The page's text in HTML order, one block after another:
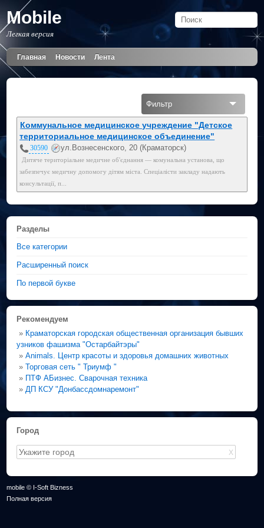
Mobile
Легкая версия
Главная Новости Лента
Фильтр
Все
Коммунальное медицинское учреждение "Детское
территориальное медицинское объединение"
30590 ул.Вознесенского, 20 (Краматорск)
Дитяче територіальне медичне об'єднання — комунальна установа, що
забезпечує медичну допомогу дітям міста. Спеціалісти закладу надають
консультації, п...
Разделы
Все категории
Расширенный поиск
По первой букве
Рекомендуем
» Краматорская городская общественная организация бывших
узников фашизма "Остарбайтэры"
»Animals. Центр красоты и здоровья домашних животных
»Торговая сеть " Триумф "
» ПТФ АБизнес. Сварочная техника
» ДП КСУ "Донбассдомнаремонт"
Город
X
mobile © I-Soft Bizness
Полная версия